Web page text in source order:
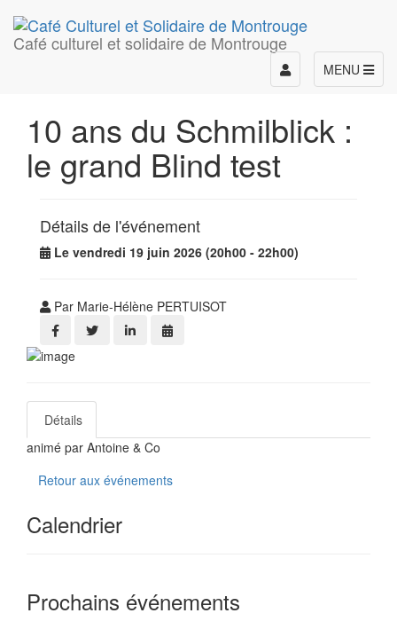
Café culturel et solidaire de Montrouge
MENU
Toggle
navigation
10 ans du Schmilblick :
le grand Blind test
Détails de l'événement
Le vendredi 19 juin 2026 (20h00 - 22h00)
Par Marie-Hélène PERTUISOT
Détails
animé par Antoine & Co
Retour aux événements
Calendrier
Prochains événements